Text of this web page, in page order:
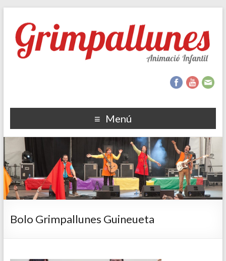
Menú
Bolo Grimpallunes Guineueta